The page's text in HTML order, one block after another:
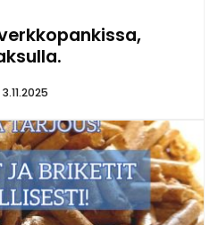
3.11.2025